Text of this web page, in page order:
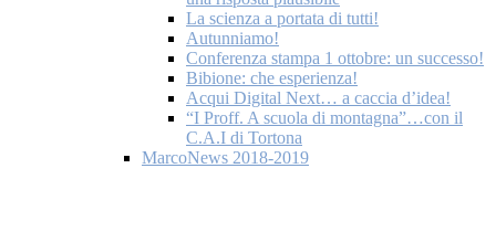
La scienza a portata di tutti!
Autunniamo!
Conferenza stampa 1 ottobre: un successo!
Bibione: che esperienza!
Acqui Digital Next… a caccia d’idea!
“I Proff. A scuola di montagna”…con il
C.A.I di Tortona
MarcoNews 2018-2019